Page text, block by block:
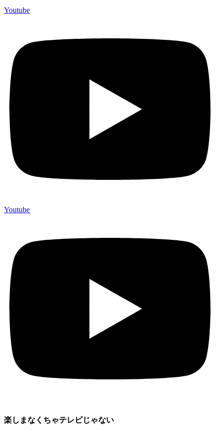
Youtube
Youtube
楽しまなくちゃテレビじゃない